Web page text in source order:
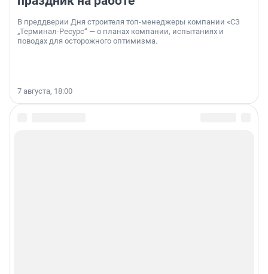
В преддверии Дня строителя топ-менеджеры компании «СЗ
„Терминал-Ресурс“ — о планах компании, испытаниях и
поводах для осторожного оптимизма.
7 августа, 18:00